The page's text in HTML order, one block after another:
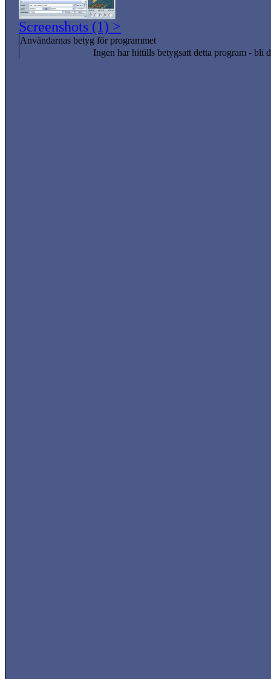
Screenshots (1) >
Användarnas betyg för programmet
Ingen har hittills betygsatt detta program - bli